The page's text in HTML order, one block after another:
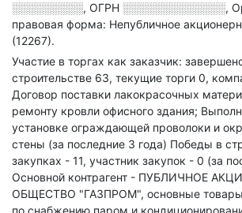
░░░░░░░░░, ОГРН ░░░░░░░░░░░░░,
правовая форма: Непубличное
(12267).
Участие в торгах как заказчик:
строительстве 63, текущие торги 0,
Договор поставки лакокрасочных
ремонту кровли офисного здания;
установке ограждающей проволоки и
стены (за последние 3 года) Победы в
закупках - 11, участник закупок - 0 (за
Основной контрагент - ПУБЛИЧНОЕ
ОБЩЕСТВО "ГАЗПРОМ", основные товары
по снабжению паром и